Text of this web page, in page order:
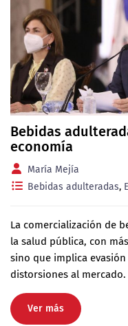
Bebidas
economía
María Mejía
Bebidas adulteradas,
La comercialización de
la salud pública, con
sino que implica
distorsiones al mercado.
Ver más